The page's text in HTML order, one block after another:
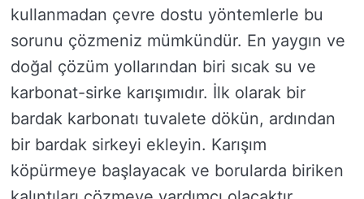
kullanmadan çevre dostu yöntemlerle bu
sorunu çözmeniz mümkündür. En yaygın ve
doğal çözüm yollarından biri sıcak su ve
karbonat-sirke karışımıdır. İlk olarak bir
bardak karbonatı tuvalete dökün, ardından
bir bardak sirkeyi ekleyin. Karışım
köpürmeye başlayacak ve borularda biriken